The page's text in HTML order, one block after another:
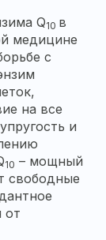
Q10 в
медицине
с
на все
и
10 – мощный
свободные
от